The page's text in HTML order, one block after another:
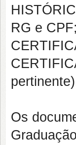
RG e CPF;
Os